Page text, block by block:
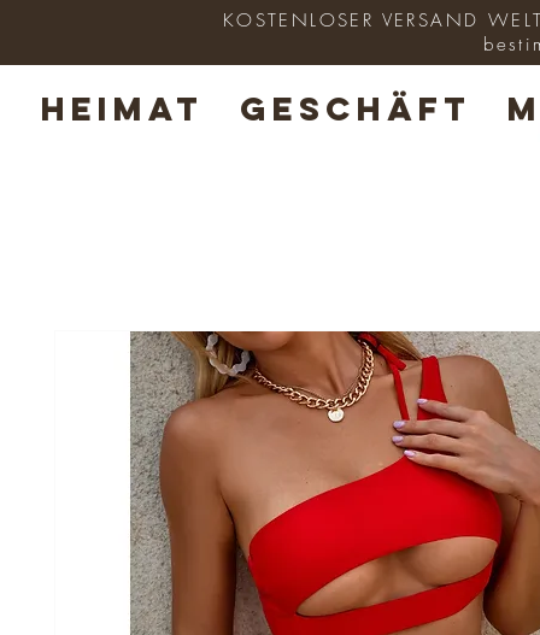
HEIMAT GESCHÄFT
KOSTENLOSER VERSAND